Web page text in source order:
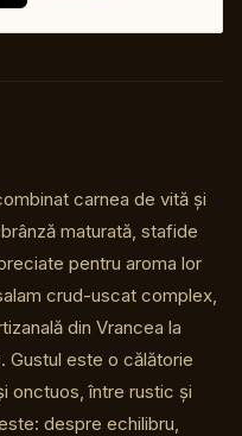
carnea de vită și
maturată, stafide
pentru aroma lor
crud-uscat complex,
din Vrancea la
Gustul este o călătorie
onctuos, între rustic și
despre echilibru,